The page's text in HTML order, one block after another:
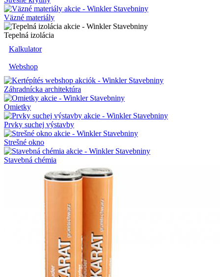
Väzné materiály
Tepelná izolácia
Kalkulator
Webshop
Záhradnícka architektúra
Omietky
Prvky suchej výstavby
Strešné okno
Stavebná chémia